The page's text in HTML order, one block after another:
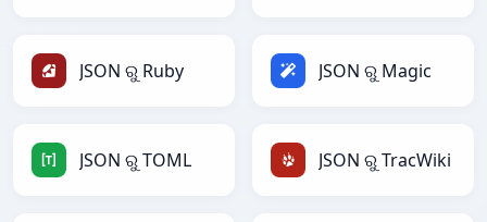
JSON ରୁ Ruby JSON ରୁ Magic
JSON ରୁ TOML JSON ରୁ TracWiki